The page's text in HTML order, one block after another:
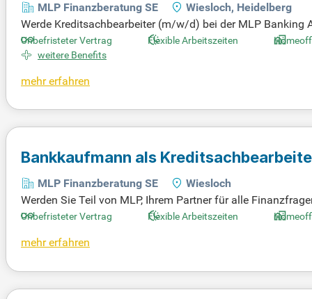
MLP Finanzberatung SE
Wiesloch, Heidelberg
Werde Kreditsachbearbeiter (m/w/d) bei der MLP Banking
d. 32 h/Woche), übernimmst du die Bearbeitung und
rstklassige Finanzierungsservices zu bieten. Du verfügst
irb dich noch heute!
Unbefristeter Vertrag Flexible Arbeitszeiten
weitere Benefits
mehr erfahren
Bankkaufmann als
MLP Finanzberatung SE
Wiesloch
Werden Sie Teil von MLP, Ihrem Partner für alle
Altersvorsorge, Versicherungen und
Unbefristeter Vertrag Flexible Arbeitszeiten
mehr erfahren